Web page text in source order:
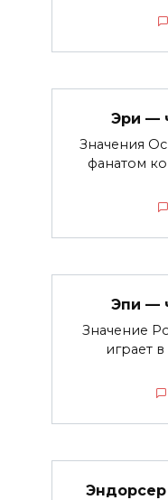
Эри —
Значения
фанатом
Эпи —
Значение
играет
Эндорсер